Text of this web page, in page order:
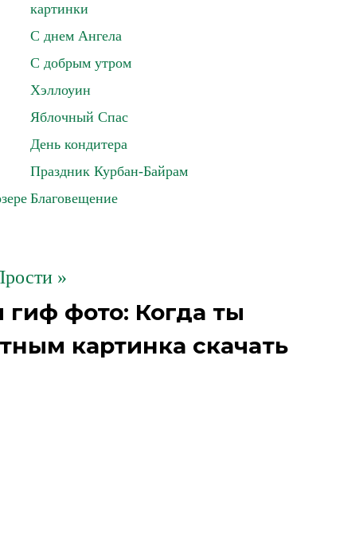
картинки
С днем Ангела
С добрым утром
Хэллоуин
Яблочный Спас
День кондитера
Праздник Курбан-Байрам
Благовещение
»
фото: Когда ты
картинка скачать